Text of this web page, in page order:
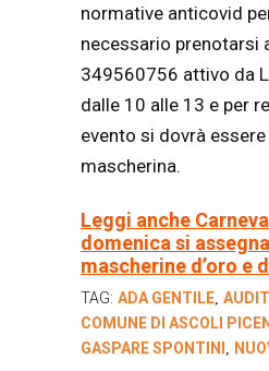
normative anticovid
necessario prenotarsi
349560756 attivo da
dalle 10 alle 13 e per
evento si dovrà
mascherina.
Leggi anche
domenica si
mascherine d’oro e
TAG: ADA GENTILE,
COMUNE DI ASCOLI
GASPARE SPONTINI ,